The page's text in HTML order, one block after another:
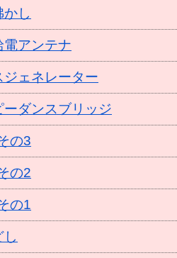
し
アンテナ
ェネレーター
ダンスブリッジ
の3
の2
の1